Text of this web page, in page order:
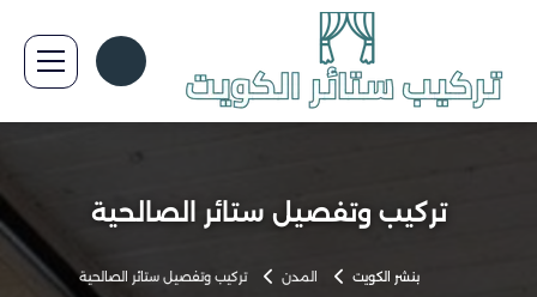
تركيب وتفصيل ستائر الصالحية
بنشر الكويت المدن تركيب وتفصيل ستائر الصالحية